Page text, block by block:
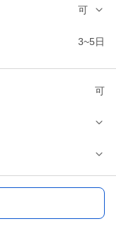
可
3~5日
可